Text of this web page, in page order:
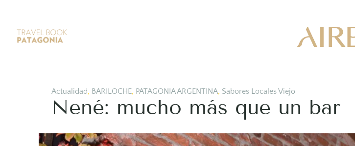
Actualidad, BARILOCHE, PATAGONIA ARGENTINA, Sabores Locales Viejo
Nené: mucho más que un bar